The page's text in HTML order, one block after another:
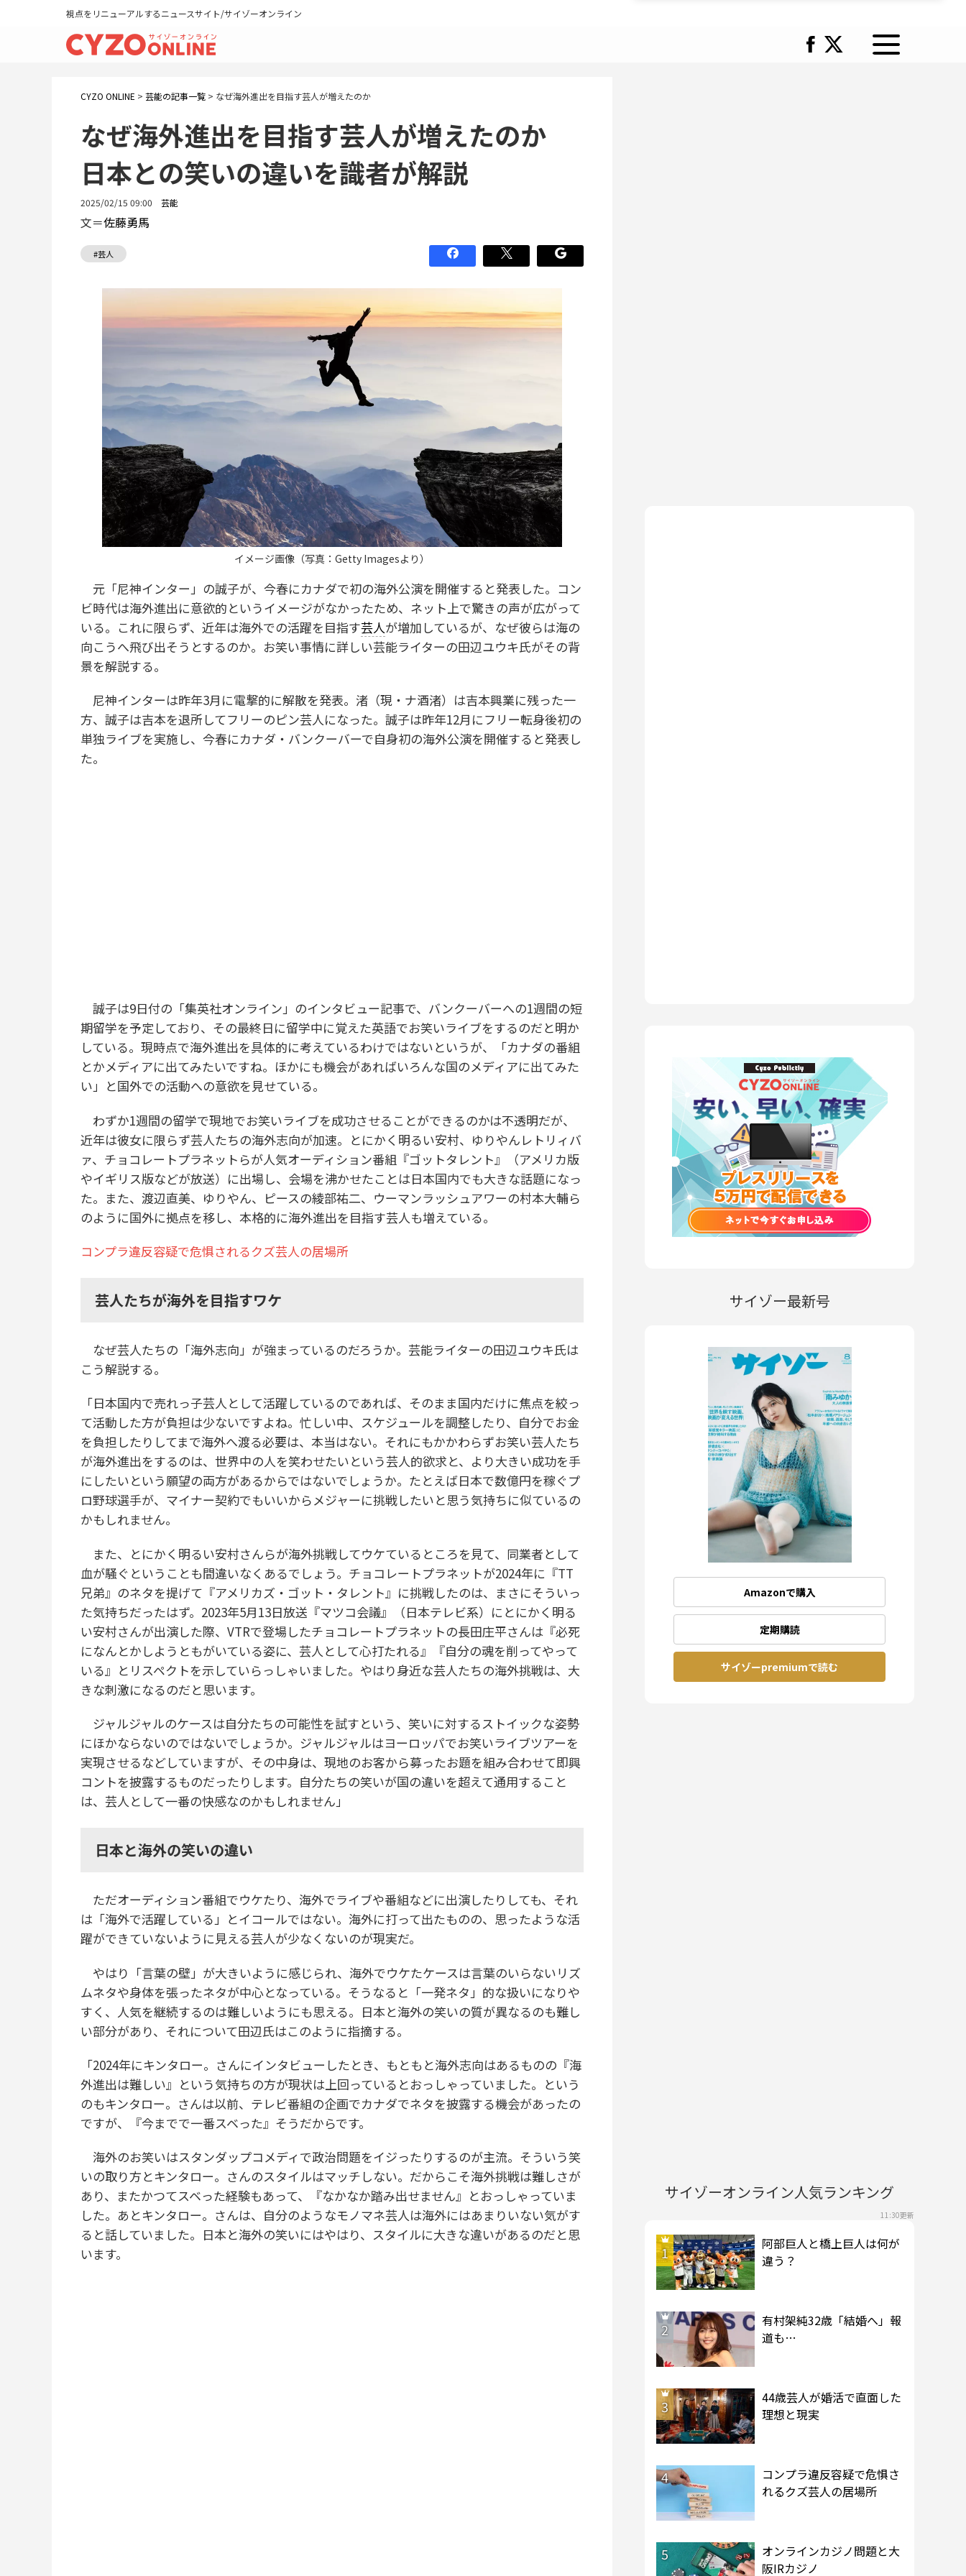
視点をリニューアルするニュースサイト/サイゾーオンライン
CYZO ONLINE > 芸能の記事一覧 > なぜ海外進出を目指す芸人が増えたのか
なぜ海外進出を目指す芸人が増えたのか
日本との笑いの違いを識者が解説
2025/02/15 09:00 芸能
文＝佐藤勇馬
#芸人
イメージ画像（写真：Getty Imagesより）
元「尼神インター」の誠子が、今春にカナダで初の海外公演を開催すると発表した。コン
ビ時代は海外進出に意欲的というイメージがなかったため、ネット上で驚きの声が広がって
いる。これに限らず、近年は海外での活躍を目指す芸人が増加しているが、なぜ彼らは海の
向こうへ飛び出そうとするのか。お笑い事情に詳しい芸能ライターの田辺ユウキ氏がその背
景を解説する。
尼神インターは昨年3月に電撃的に解散を発表。渚（現・ナ酒渚）は吉本興業に残った一
方、誠子は吉本を退所してフリーのピン芸人になった。誠子は昨年12月にフリー転身後初の
単独ライブを実施し、今春にカナダ・バンクーバーで自身初の海外公演を開催すると発表し
た。
誠子は9日付の「集英社オンライン」のインタビュー記事で、バンクーバーへの1週間の短
期留学を予定しており、その最終日に留学中に覚えた英語でお笑いライブをするのだと明か
している。現時点で海外進出を具体的に考えているわけではないというが、「カナダの番組
とかメディアに出てみたいですね。ほかにも機会があればいろんな国のメディアに出てみた
い」と国外での活動への意欲を見せている。
わずか1週間の留学で現地でお笑いライブを成功させることができるのかは不透明だが、
近年は彼女に限らず芸人たちの海外志向が加速。とにかく明るい安村、ゆりやんレトリィバ
ァ、チョコレートプラネットらが人気オーディション番組『ゴットタレント』（アメリカ版
やイギリス版などが放送）に出場し、会場を沸かせたことは日本国内でも大きな話題になっ
た。また、渡辺直美、ゆりやん、ピースの綾部祐二、ウーマンラッシュアワーの村本大輔ら
のように国外に拠点を移し、本格的に海外進出を目指す芸人も増えている。
コンプラ違反容疑で危惧されるクズ芸人の居場所
芸人たちが海外を目指すワケ
なぜ芸人たちの「海外志向」が強まっているのだろうか。芸能ライターの田辺ユウキ氏は
こう解説する。
「日本国内で売れっ子芸人として活躍しているのであれば、そのまま国内だけに焦点を絞っ
て活動した方が負担は少ないですよね。忙しい中、スケジュールを調整したり、自分でお金
を負担したりしてまで海外へ渡る必要は、本当はない。それにもかかわらずお笑い芸人たち
が海外進出をするのは、世界中の人を笑わせたいという芸人的欲求と、より大きい成功を手
にしたいという願望の両方があるからではないでしょうか。たとえば日本で数億円を稼ぐプ
ロ野球選手が、マイナー契約でもいいからメジャーに挑戦したいと思う気持ちに似ているの
かもしれません。
また、とにかく明るい安村さんらが海外挑戦してウケているところを見て、同業者として
血が騒ぐということも間違いなくあるでしょう。チョコレートプラネットが2024年に『TT
兄弟』のネタを提げて『アメリカズ・ゴット・タレント』に挑戦したのは、まさにそういっ
た気持ちだったはず。2023年5月13日放送『マツコ会議』（日本テレビ系）にとにかく明る
い安村さんが出演した際、VTRで登場したチョコレートプラネットの長田庄平さんは『必死
になんとかしようともがいている姿に、芸人として心打たれる』『自分の魂を削ってやって
いる』とリスペクトを示していらっしゃいました。やはり身近な芸人たちの海外挑戦は、大
きな刺激になるのだと思います。
ジャルジャルのケースは自分たちの可能性を試すという、笑いに対するストイックな姿勢
にほかならないのではないでしょうか。ジャルジャルはヨーロッパでお笑いライブツアーを
実現させるなどしていますが、その中身は、現地のお客から募ったお題を組み合わせて即興
コントを披露するものだったりします。自分たちの笑いが国の違いを超えて通用すること
は、芸人として一番の快感なのかもしれません」
日本と海外の笑いの違い
ただオーディション番組でウケたり、海外でライブや番組などに出演したりしても、それ
は「海外で活躍している」とイコールではない。海外に打って出たものの、思ったような活
躍ができていないように見える芸人が少なくないのが現実だ。
やはり「言葉の壁」が大きいように感じられ、海外でウケたケースは言葉のいらないリズ
ムネタや身体を張ったネタが中心となっている。そうなると「一発ネタ」的な扱いになりや
すく、人気を継続するのは難しいようにも思える。日本と海外の笑いの質が異なるのも難し
い部分があり、それについて田辺氏はこのように指摘する。
「2024年にキンタロー。さんにインタビューしたとき、もともと海外志向はあるものの『海
外進出は難しい』という気持ちの方が現状は上回っているとおっしゃっていました。という
のもキンタロー。さんは以前、テレビ番組の企画でカナダでネタを披露する機会があったの
ですが、『今までで一番スベった』そうだからです。
海外のお笑いはスタンダップコメディで政治問題をイジったりするのが主流。そういう笑
いの取り方とキンタロー。さんのスタイルはマッチしない。だからこそ海外挑戦は難しさが
あり、またかつてスベった経験もあって、『なかなか踏み出せません』とおっしゃっていま
した。あとキンタロー。さんは、自分のようなモノマネ芸人は海外にはあまりいない気がす
ると話していました。日本と海外の笑いにはやはり、スタイルに大きな違いがあるのだと思
います。
サイゾー最新号
Amazonで購入
定期購読
サイゾーpremiumで読む
サイゾーオンライン人気ランキング
11:30更新
1
阿部巨人と橋上巨人は何が
違う？
2
有村架純32歳「結婚へ」報
道も…
3
44歳芸人が婚活で直面した
理想と現実
4
コンプラ違反容疑で危惧さ
れるクズ芸人の居場所
5
オンラインカジノ問題と大
阪IRカジノ